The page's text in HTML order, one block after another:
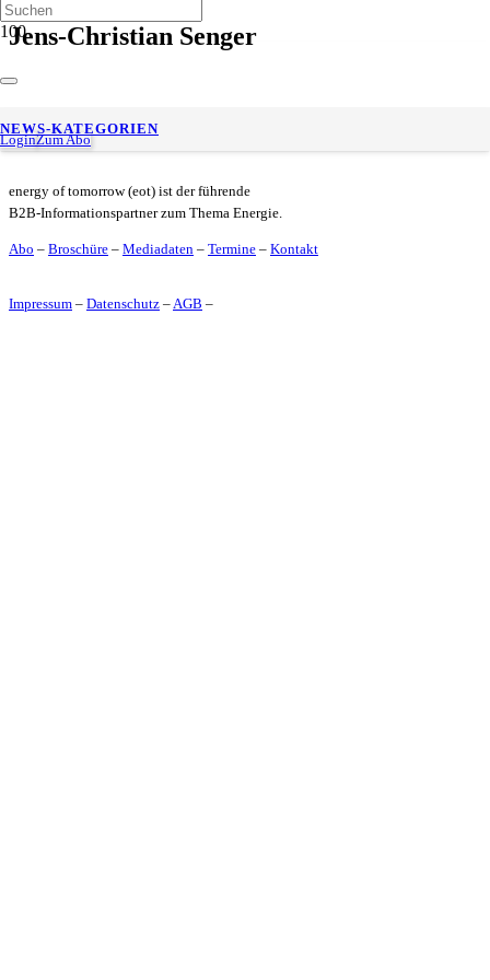
LoginZum Abo
NEWS-KATEGORIEN
Jens-Christian Senger
Claudia Kromberg neue Vorstandsvorsitzende des BVEG
energy of tomorrow (eot) ist der führende
B2B-Informationspartner zum Thema Energie.
Abo – Broschüre – Mediadaten – Termine – Kontakt
Impressum – Datenschutz –AGB –